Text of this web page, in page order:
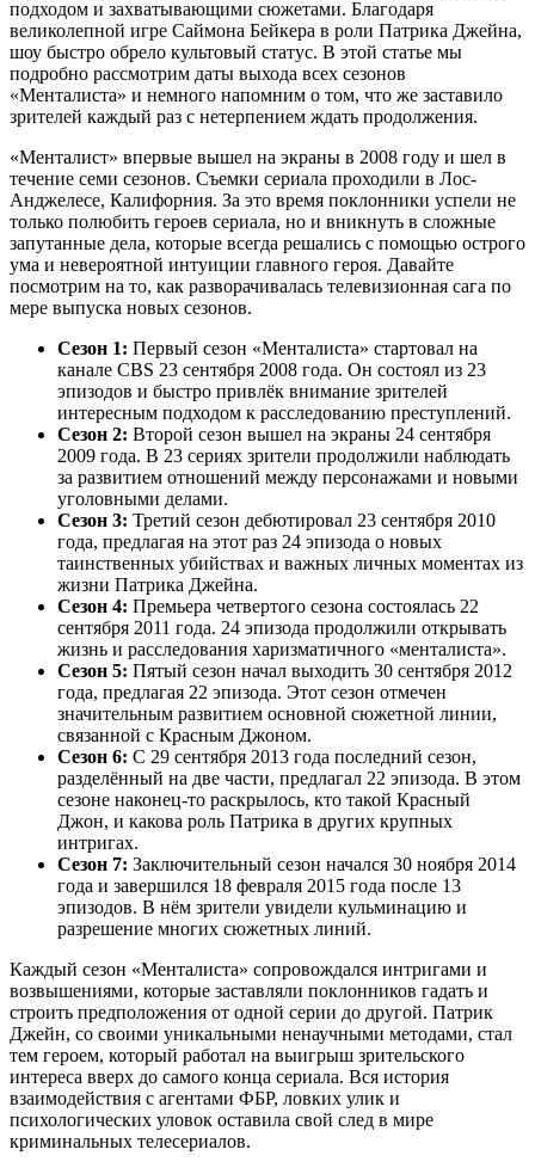
подходом и захватывающими сюжетами. Благодаря
великолепной игре Саймона Бейкера в роли Патрика Джейна,
шоу быстро обрело культовый статус. В этой статье мы
подробно рассмотрим даты выхода всех сезонов
«Менталиста» и немного напомним о том, что же заставило
зрителей каждый раз с нетерпением ждать продолжения.
«Менталист» впервые вышел на экраны в 2008 году и шел в
течение семи сезонов. Съемки сериала проходили в Лос-
Анджелесе, Калифорния. За это время поклонники успели не
только полюбить героев сериала, но и вникнуть в сложные
запутанные дела, которые всегда решались с помощью острого
ума и невероятной интуиции главного героя. Давайте
посмотрим на то, как разворачивалась телевизионная сага по
мере выпуска новых сезонов.
Сезон 1: Первый сезон «Менталиста» стартовал на
канале CBS 23 сентября 2008 года. Он состоял из 23
эпизодов и быстро привлёк внимание зрителей
интересным подходом к расследованию преступлений.
Сезон 2: Второй сезон вышел на экраны 24 сентября
2009 года. В 23 сериях зрители продолжили наблюдать
за развитием отношений между персонажами и новыми
уголовными делами.
Сезон 3: Третий сезон дебютировал 23 сентября 2010
года, предлагая на этот раз 24 эпизода о новых
таинственных убийствах и важных личных моментах из
жизни Патрика Джейна.
Сезон 4: Премьера четвертого сезона состоялась 22
сентября 2011 года. 24 эпизода продолжили открывать
жизнь и расследования харизматичного «менталиста».
Сезон 5: Пятый сезон начал выходить 30 сентября 2012
года, предлагая 22 эпизода. Этот сезон отмечен
значительным развитием основной сюжетной линии,
связанной с Красным Джоном.
Сезон 6: С 29 сентября 2013 года последний сезон,
разделённый на две части, предлагал 22 эпизода. В этом
сезоне наконец-то раскрылось, кто такой Красный
Джон, и какова роль Патрика в других крупных
интригах.
Сезон 7: Заключительный сезон начался 30 ноября 2014
года и завершился 18 февраля 2015 года после 13
эпизодов. В нём зрители увидели кульминацию и
разрешение многих сюжетных линий.
Каждый сезон «Менталиста» сопровождался интригами и
возвышениями, которые заставляли поклонников гадать и
строить предположения от одной серии до другой. Патрик
Джейн, со своими уникальными ненаучными методами, стал
тем героем, который работал на выигрыш зрительского
интереса вверх до самого конца сериала. Вся история
взаимодействия с агентами ФБР, ловких улик и
психологических уловок оставила свой след в мире
криминальных телесериалов.